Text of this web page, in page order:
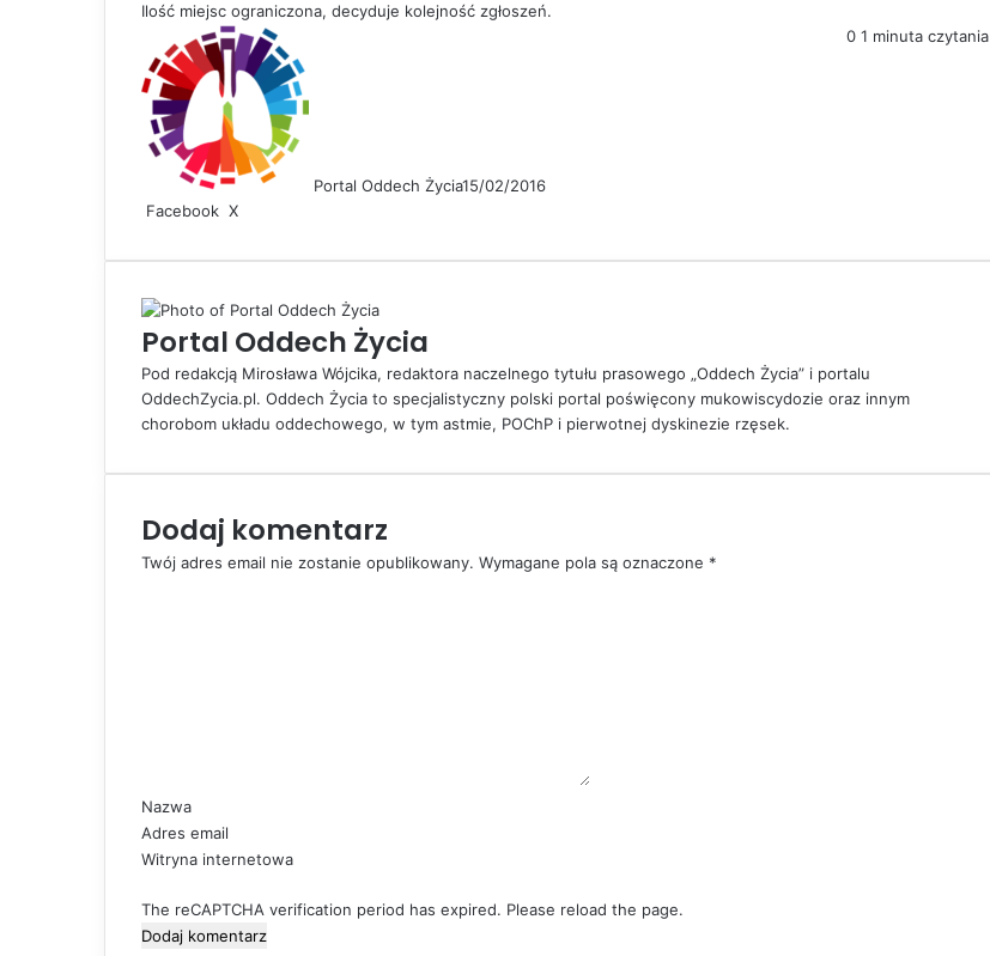
Ilość miejsc ograniczona, decyduje kolejność zgłoszeń.
Portal Oddech Życia15/02/2016
0 1 minuta czytania
Facebook X
n
e
d
a
e
v
u
u
j
Portal Oddech Życia
Pod redakcją Mirosława Wójcika, redaktora naczelnego tytułu prasowego „Oddech Życia” i portalu
OddechZycia.pl. Oddech Życia to specjalistyczny polski portal poświęcony mukowiscydozie oraz innym
chorobom układu oddechowego, w tym astmie, POChP i pierwotnej dyskinezie rzęsek.
Dodaj komentarz
Twój adres email nie zostanie opublikowany. Wymagane pola są oznaczone *
z
*
Nazwa
Adres email
Witryna internetowa
The reCAPTCHA verification period has expired. Please reload the page.